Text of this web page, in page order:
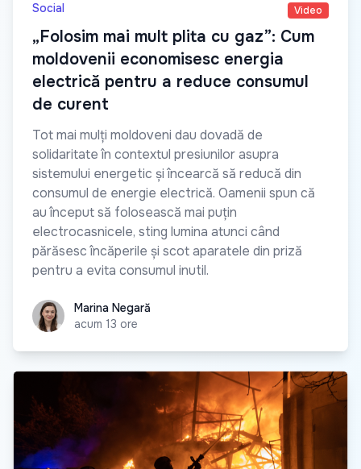
Social Video
„Folosim mai mult plita cu gaz”: Cum
moldovenii economisesc energia
electrică pentru a reduce consumul
de curent
Tot mai mulți moldoveni dau dovadă de
solidaritate în contextul presiunilor asupra
sistemului energetic și încearcă să reducă din
consumul de energie electrică. Oamenii spun că
au început să folosească mai puțin
electrocasnicele, sting lumina atunci când
părăsesc încăperile și scot aparatele din priză
pentru a evita consumul inutil.
Marina Negară
Marina Negară
acum 13 ore